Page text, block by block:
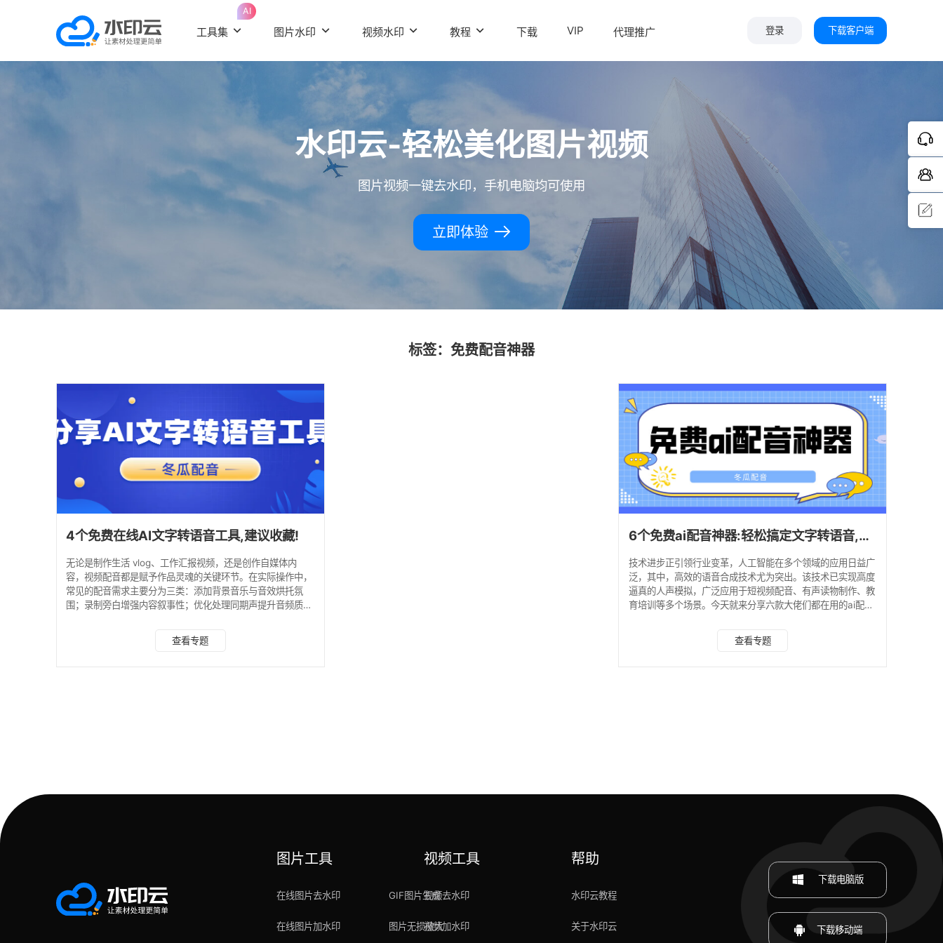
工具集
AI
图片水印 视频水印 教程 下载 VIP 代理推广 登录 下载客户端
水印云-轻松美化图片视频
图片视频一键去水印，手机电脑均可使用
立即体验
标签：免费配音神器
4个免费在线AI文字转语音工具,建议收藏!
无论是制作生活 vlog、工作汇报视频，还是创作自媒体内
容，视频配音都是赋予作品灵魂的关键环节。在实际操作中，
常见的配音需求主要分为三类：添加背景音乐与音效烘托氛
围；录制旁白增强内容叙事性；优化处理同期声提升音频质
助你快速完成专业级配音效果。 一、冬瓜配音 冬瓜配音是一
查看专题
6个免费ai配音神器:轻松搞定文字转语音,堪比真人!
技术进步正引领行业变革，人工智能在多个领域的应用日益广
泛，其中，高效的语音合成技术尤为突出。该技术已实现高度
逼真的人声模拟，广泛应用于短视频配音、有声读物制作、教
育培训等多个场景。今天就来分享六款大佬们都在用的ai配音
合成的智能配音工具，提供海量音色，语言，不仅能自主调节
查看专题
图片工具
在线图片去水印
在线图片加水印
GIF图片生成
图片无损放大
视频工具
视频去水印
视频加水印
帮助
水印云教程
关于水印云
下载电脑版
下载移动端